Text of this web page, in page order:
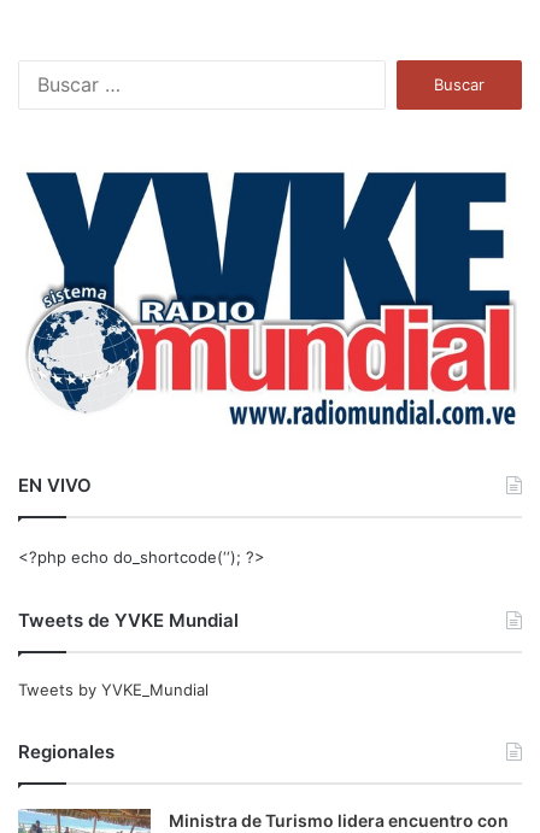
a
EN VIVO
<?php echo do_shortcode(‘‘); ?>
Tweets de YVKE Mundial
Tweets by YVKE_Mundial
Regionales
Ministra de Turismo lidera encuentro con